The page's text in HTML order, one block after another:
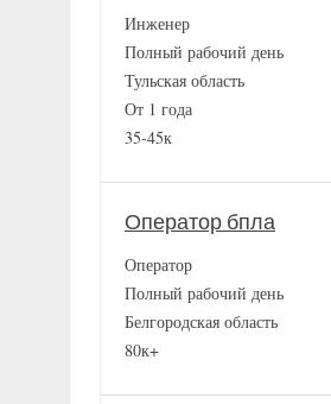
Инженер
Полный рабочий день
Тульская область
От 1 года
35-45к
Оператор бпла
Оператор
Полный рабочий день
Белгородская область
80к+